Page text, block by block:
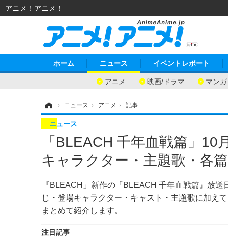
ホーム ニュース
アニメ 映画/ドラマ マンガ
イベントレポート
› ニュース › アニメ › 記事
「BLEACH 千年血戦篇」10
キャラクター・主題歌・各
『BLEACH」新作の『BLEACH 千年血戦篇』放
じ・登場キャラクター・キャスト・主題歌に加え
まとめて紹介します。
ニュース
注目記事
アニメ！アニメ！